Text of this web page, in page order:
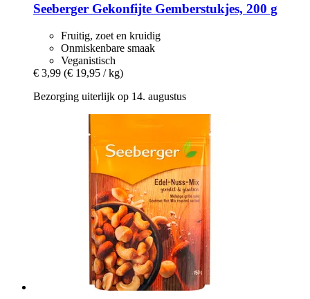
Seeberger Gekonfijte Gemberstukjes, 200 g
Fruitig, zoet en kruidig
Onmiskenbare smaak
Veganistisch
€ 3,99 (€ 19,95 / kg)
Bezorging uiterlijk op 14. augustus